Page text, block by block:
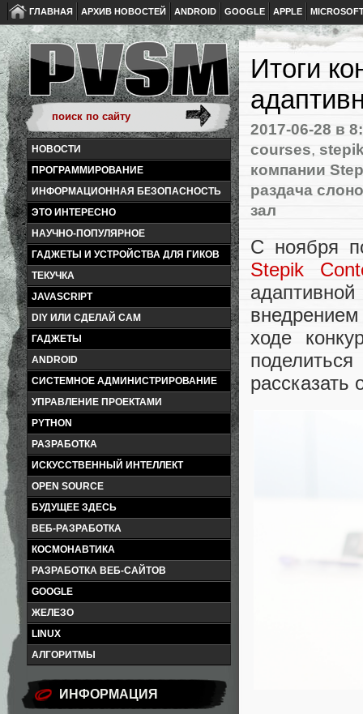
ГЛАВНАЯ АРХИВ НОВОСТЕЙ ANDROID GOOGLE APPLE
НОВОСТИ
ПРОГРАММИРОВАНИЕ
ИНФОРМАЦИОННАЯ БЕЗОПАСНОСТЬ
ЭТО ИНТЕРЕСНО
НАУЧНО-ПОПУЛЯРНОЕ
ГАДЖЕТЫ И УСТРОЙСТВА ДЛЯ ГИКОВ
ТЕКУЧКА
JAVASCRIPT
DIY ИЛИ СДЕЛАЙ САМ
ГАДЖЕТЫ
ANDROID
СИСТЕМНОЕ АДМИНИСТРИРОВАНИЕ
УПРАВЛЕНИЕ ПРОЕКТАМИ
PYTHON
РАЗРАБОТКА
ИСКУССТВЕННЫЙ ИНТЕЛЛЕКТ
OPEN SOURCE
БУДУЩЕЕ ЗДЕСЬ
ВЕБ-РАЗРАБОТКА
КОСМОНАВТИКА
РАЗРАБОТКА ВЕБ-САЙТОВ
GOOGLE
ЖЕЛЕЗО
LINUX
АЛГОРИТМЫ
ИНФОРМАЦИЯ
Итоги
2017-06-28 в
courses,
компании
раздача
зал
С ноября
Stepik
ходе
рассказать